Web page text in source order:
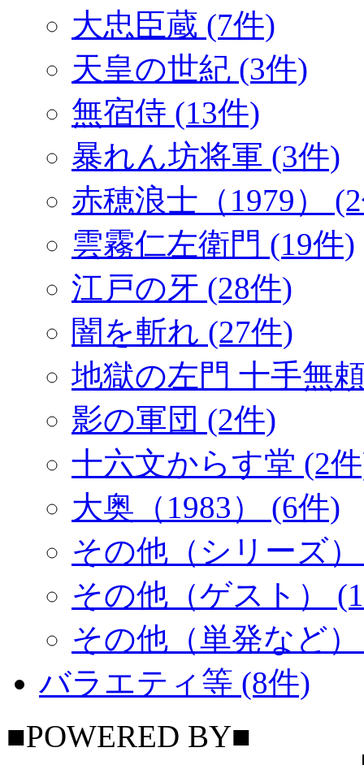
大忠臣蔵 (7件)
天皇の世紀 (3件)
無宿侍 (13件)
暴れん坊将軍 (3件)
赤穂浪士（1979）
雲霧仁左衛門 (19件)
江戸の牙 (28件)
闇を斬れ (27件)
地獄の左門 十手無
影の軍団 (2件)
十六文からす堂 (2
大奥（1983） (6件)
その他（シリーズ
その他（ゲスト）
その他（単発など
バラエティ等 (8件)
■POWERED BY■